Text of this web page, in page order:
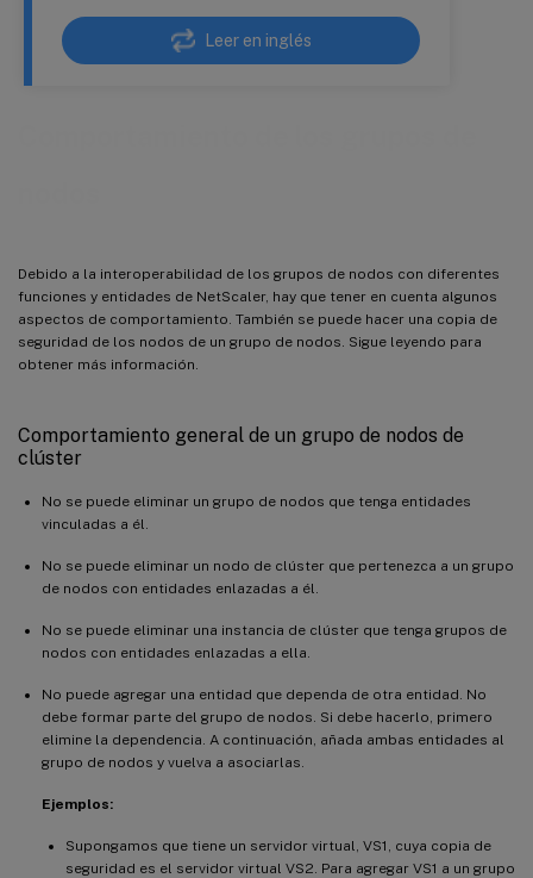
Leer en inglés
Debido a la interoperabilidad de los grupos de nodos con diferentes
funciones y entidades de NetScaler, hay que tener en cuenta algunos
aspectos de comportamiento. También se puede hacer una copia de
seguridad de los nodos de un grupo de nodos. Sigue leyendo para
obtener más información.
Comportamiento general de un grupo de nodos de
clúster
No se puede eliminar un grupo de nodos que tenga entidades
vinculadas a él.
No se puede eliminar un nodo de clúster que pertenezca a un grupo
de nodos con entidades enlazadas a él.
No se puede eliminar una instancia de clúster que tenga grupos de
nodos con entidades enlazadas a ella.
No puede agregar una entidad que dependa de otra entidad. No
debe formar parte del grupo de nodos. Si debe hacerlo, primero
elimine la dependencia. A continuación, añada ambas entidades al
grupo de nodos y vuelva a asociarlas.
Ejemplos:
Supongamos que tiene un servidor virtual, VS1, cuya copia de
seguridad es el servidor virtual VS2. Para agregar VS1 a un grupo